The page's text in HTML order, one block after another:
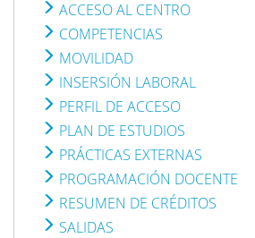
ACCESO AL CENTRO
COMPETENCIAS
MOVILIDAD
INSERSIÓN LABORAL
PERFIL DE ACCESO
PLAN DE ESTUDIOS
PRÁCTICAS EXTERNAS
PROGRAMACIÓN DOCENTE
RESUMEN DE CRÉDITOS
SALIDAS